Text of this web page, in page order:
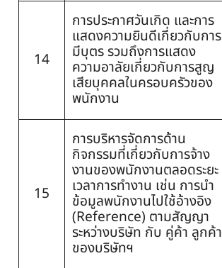
14
การประกาศวันเกิด และการ
แสดงความยินดีเกี่ยวกับการ
มีบุตร รวมถึงการแสดง
ความอาลัยเกี่ยวกับการสูญ
เสียบุคคลในครอบครัวของ
พนักงาน
15
การบริหารจัดการด้าน
กิจกรรมที่เกี่ยวกับการจ้าง
งานของพนักงานตลอดระยะ
เวลาการทำงาน เช่น การนำ
ข้อมูลพนักงานไปใช้อ้างอิง
(Reference) ตามสัญญา
ระหว่างบริษัท กับ คู่ค้า ลูกค้า
ของบริษัทฯ